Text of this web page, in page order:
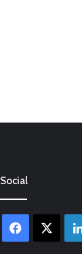
Social
Facebook